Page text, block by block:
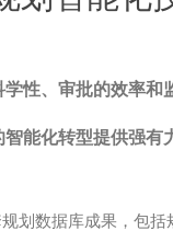
性、审批的效率和
能化转型提供强有
划数据库成果，包